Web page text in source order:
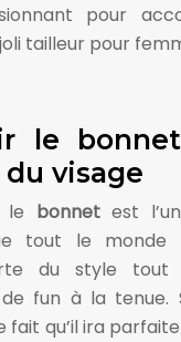
pour
tailleur pour
le
visage
le bonnetest
tout le monde
du style tout
fun à la tenue.
fait qu’il ira